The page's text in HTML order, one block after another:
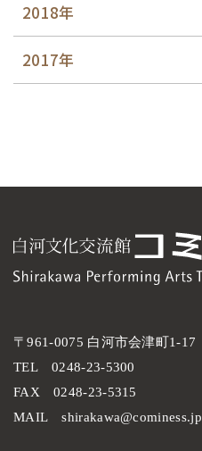
2018年
2017年
〒961-0075 白河市会津町1-17
TEL
0248-23-5300
FAX
0248-23-5315
MAIL
shirakawa@cominess.jp